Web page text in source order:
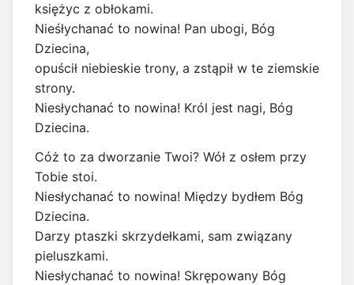
księżyc z obłokami.
Nieśłychanać to nowina! Pan ubogi, Bóg
Dziecina,
opuścił niebieskie trony, a zstąpił w te ziemskie
strony.
Niesłychanać to nowina! Król jest nagi, Bóg
Dziecina.
Cóż to za dworzanie Twoi? Wół z osłem przy
Tobie stoi.
Niesłychanać to nowina! Między bydłem Bóg
Dziecina.
Darzy ptaszki skrzydełkami, sam związany
pieluszkami.
Niesłychanać to nowina! Skrępowany Bóg